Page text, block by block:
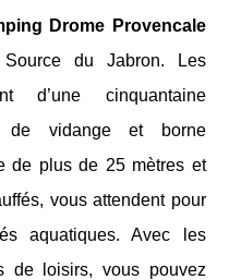
Drome Provencale
du Jabron. Les
d’une cinquantaine
de vidange et borne
de plus de 25 mètres et
vous attendent pour
aquatiques. Avec les
de loisirs, vous pouvez